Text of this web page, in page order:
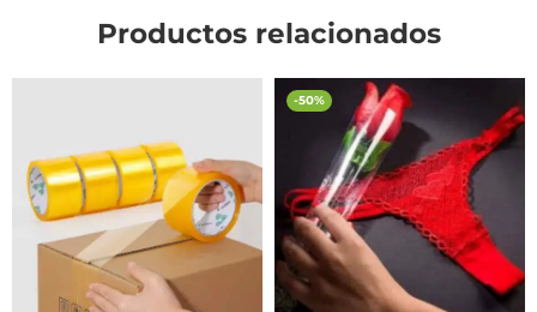
Productos relacionados
-50%